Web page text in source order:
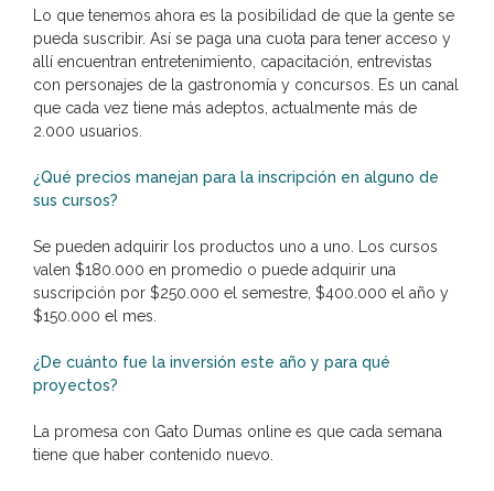
Lo que tenemos ahora es la posibilidad de que la gente se
pueda suscribir. Así se paga una cuota para tener acceso y
allí encuentran entretenimiento, capacitación, entrevistas
con personajes de la gastronomía y concursos. Es un canal
que cada vez tiene más adeptos, actualmente más de
2.000 usuarios.
¿Qué precios manejan para la inscripción en alguno de
sus cursos?
Se pueden adquirir los productos uno a uno. Los cursos
valen $180.000 en promedio o puede adquirir una
suscripción por $250.000 el semestre, $400.000 el año y
$150.000 el mes.
¿De cuánto fue la inversión este año y para qué
proyectos?
La promesa con Gato Dumas online es que cada semana
tiene que haber contenido nuevo.